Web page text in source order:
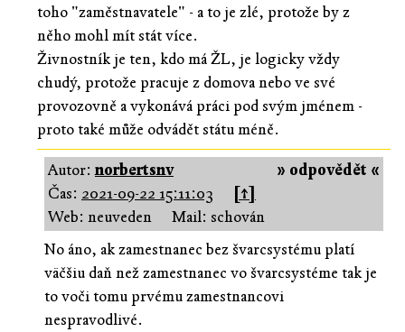
toho "zaměstnavatele" - a to je zlé, protože by z
něho mohl mít stát více.
Živnostník je ten, kdo má ŽL, je logicky vždy
chudý, protože pracuje z domova nebo ve své
provozovně a vykonává práci pod svým jménem -
proto také může odvádět státu méně.
» odpovědět «
Autor:norbertsnv
Čas: 2021-09-22 15:11:03
[↑]
Web: neuveden
Mail: schován
No áno, ak zamestnanec bez švarcsystému platí
väčšiu daň než zamestnanec vo švarcsystéme tak je
to voči tomu prvému zamestnancovi
nespravodlivé.